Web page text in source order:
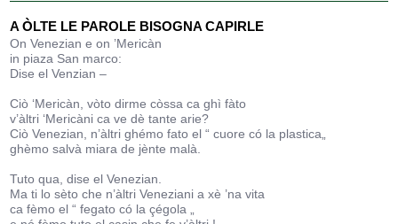
A ÒLTE LE PAROLE BISOGNA CAPIRLE
On Venezian e on ’Mericàn
in piaza San marco:
Dise el Venzian –
Ciò ‘Mericàn, vòto dirme còssa ca ghì fàto
v’àltri ‘Mericàni ca ve dè tante arie?
Ciò Venezian, n’àltri ghémo fato el “ cuore có la plastica„
ghèmo salvà miara de jènte malà.
Tuto qua, dise el Venezian.
Ma ti lo sèto che n’àltri Veneziani a xè ’na vita
ca fèmo el “ fegato có la çégola „